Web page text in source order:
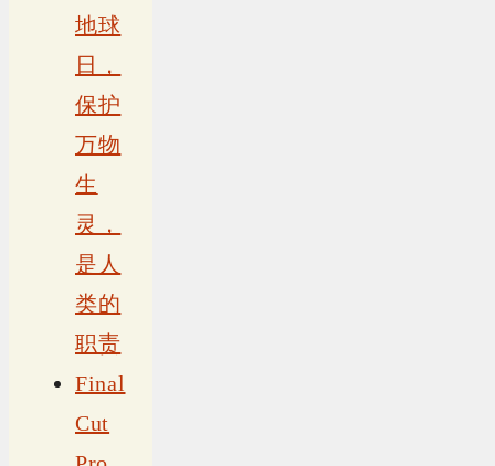
地球
日，
保护
万物
生
灵，
是人
类的
职责
Final
Cut